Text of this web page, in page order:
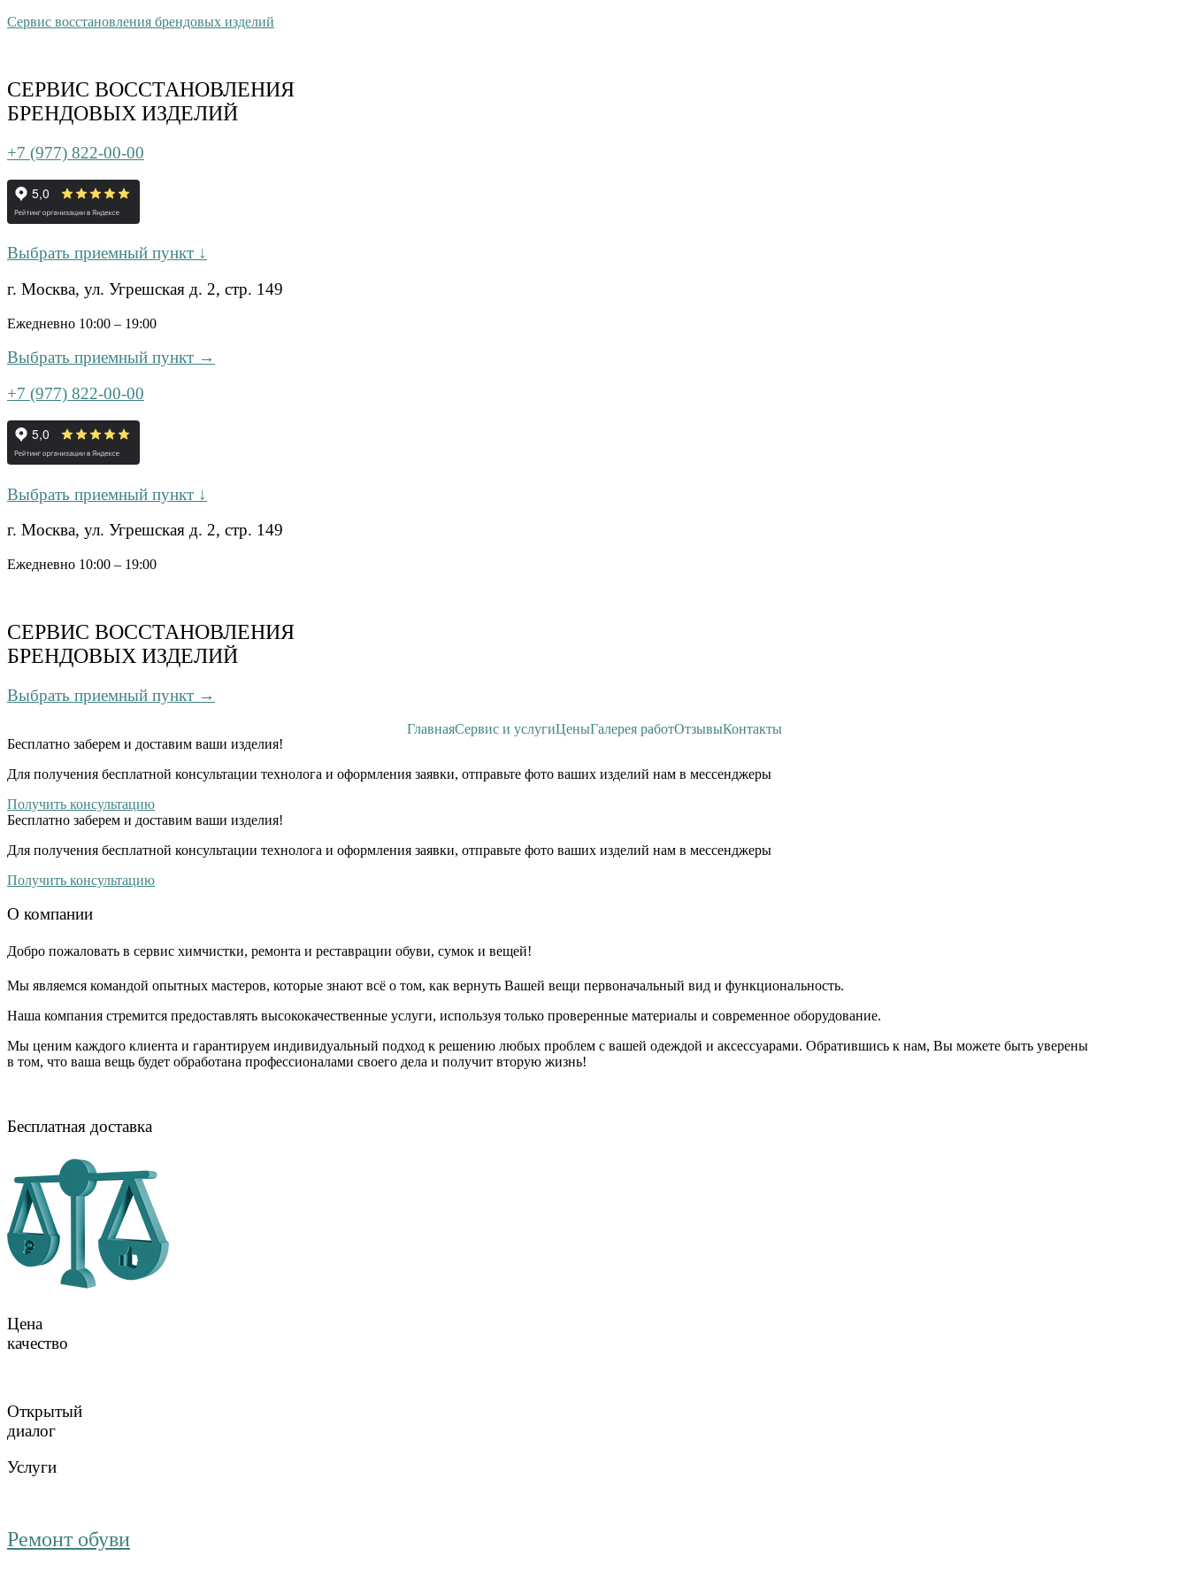
Сервис восстановления брендовых изделий
СЕРВИС ВОССТАНОВЛЕНИЯ
БРЕНДОВЫХ ИЗДЕЛИЙ
+7 (977) 822-00-00
Выбрать приемный пункт ↓
г. Москва, ул. Угрешская д. 2, стр. 149
Ежедневно 10:00 – 19:00
Выбрать приемный пункт →
+7 (977) 822-00-00
Выбрать приемный пункт ↓
г. Москва, ул. Угрешская д. 2, стр. 149
Ежедневно 10:00 – 19:00
СЕРВИС ВОССТАНОВЛЕНИЯ
БРЕНДОВЫХ ИЗДЕЛИЙ
Выбрать приемный пункт →
ГлавнаяСервис и услугиЦеныГалерея работОтзывыКонтакты
Бесплатно заберем и доставим ваши изделия!
Для получения бесплатной консультации технолога и оформления заявки, отправьте фото ваших изделий нам в мессенджеры
Получить консультацию
Бесплатно заберем и доставим ваши изделия!
Для получения бесплатной консультации технолога и оформления заявки, отправьте фото ваших изделий нам в мессенджеры
Получить консультацию
О компании
Добро пожаловать в сервис химчистки, ремонта и реставрации обуви, сумок и вещей!
Мы являемся командой опытных мастеров, которые знают всё о том, как вернуть Вашей вещи первоначальный вид и функциональность.
Наша компания стремится предоставлять высококачественные услуги, используя только проверенные материалы и современное оборудование.
Мы ценим каждого клиента и гарантируем индивидуальный подход к решению любых проблем с вашей одеждой и аксессуарами. Обратившись к нам, Вы можете быть уверены
в том, что ваша вещь будет обработана профессионалами своего дела и получит вторую жизнь!
Бесплатная доставка
Цена
качество
Открытый
диалог
Услуги
Ремонт обуви